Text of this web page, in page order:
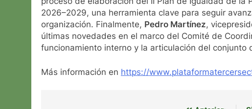
2026–2029, una herramienta clave para seguir
organización. Finalmente, Pedro Martínez,
últimas novedades en el marco del Comité de
funcionamiento interno y la articulación del conjunto
Más información en https://